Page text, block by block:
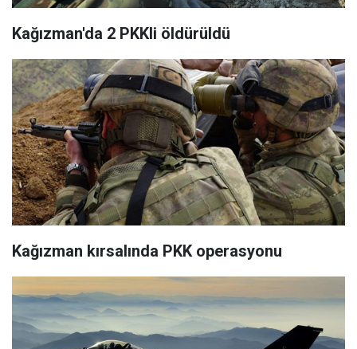
Kağızman'da 2 PKKli öldürüldü
Kağızman kırsalında PKK operasyonu